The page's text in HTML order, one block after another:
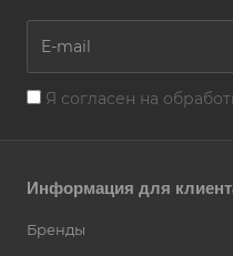
Я согласен на
Информация для
Бренды